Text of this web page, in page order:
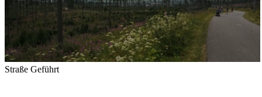
Straße Geführt